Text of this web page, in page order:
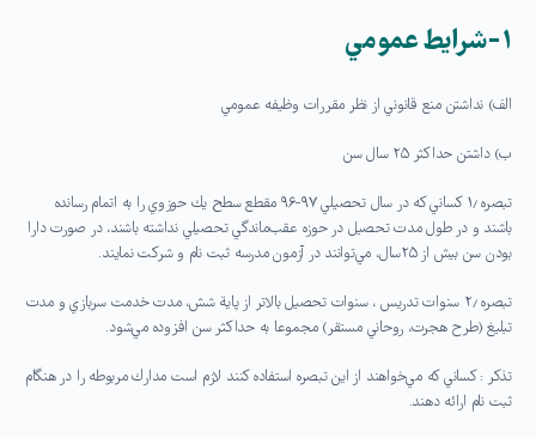
۱-شرايط عمومي
الف) نداشتن منع قانوني از نظر مقررات وظيفه عمومي
ب) داشتن حداكثر ۲۵ سال سن
تبصره ۱٫ كساني كه در سال تحصيلي ۹۷-۹۶ مقطع سطح يك حوزوي را به اتمام رسانده
باشند و در طول مدت تحصيل در حوزه عقب‌ماندگي تحصيلي نداشته باشند، در صورت دارا
بودن سن بيش از ۲۵سال، مي‌توانند در آزمون مدرسه ثبت نام و شركت نمايند.
تبصره ۲٫ سنوات تدريس ، سنوات تحصيل بالاتر از پاية شش، مدت خدمت سربازي و مدت
تبليغ (طرح هجرت، روحاني مستقر) مجموعا به حداكثر سن افزوده مي‌شود.
تذكر : كساني كه مي‌خواهند از اين تبصره استفاده كنند لازم است مدارك مربوطه را در هنگام
ثبت نام ارائه دهند.